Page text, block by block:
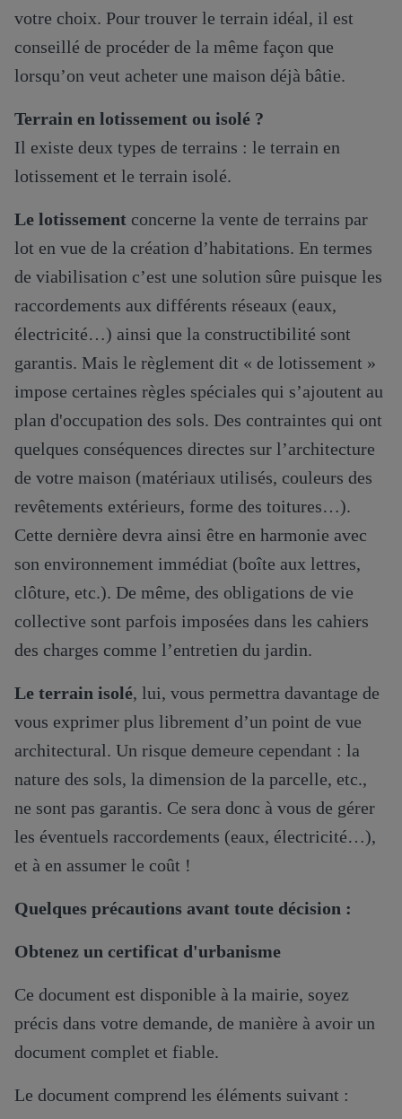
votre choix. Pour trouver le terrain idéal, il est
conseillé de procéder de la même façon que
lorsqu’on veut acheter une maison déjà bâtie.
Terrain en lotissement ou isolé ?
Il existe deux types de terrains : le terrain en
lotissement et le terrain isolé.
Le lotissement concerne la vente de terrains par
lot en vue de la création d’habitations. En termes
de viabilisation c’est une solution sûre puisque les
raccordements aux différents réseaux (eaux,
électricité…) ainsi que la constructibilité sont
garantis. Mais le règlement dit « de lotissement »
impose certaines règles spéciales qui s’ajoutent au
plan d'occupation des sols. Des contraintes qui ont
quelques conséquences directes sur l’architecture
de votre maison (matériaux utilisés, couleurs des
revêtements extérieurs, forme des toitures…).
Cette dernière devra ainsi être en harmonie avec
son environnement immédiat (boîte aux lettres,
clôture, etc.). De même, des obligations de vie
collective sont parfois imposées dans les cahiers
des charges comme l’entretien du jardin.
Le terrain isolé, lui, vous permettra davantage de
vous exprimer plus librement d’un point de vue
architectural. Un risque demeure cependant : la
nature des sols, la dimension de la parcelle, etc.,
ne sont pas garantis. Ce sera donc à vous de gérer
les éventuels raccordements (eaux, électricité…),
et à en assumer le coût !
Quelques précautions avant toute décision :
Obtenez un certificat d'urbanisme
Ce document est disponible à la mairie, soyez
précis dans votre demande, de manière à avoir un
document complet et fiable.
Le document comprend les éléments suivant :